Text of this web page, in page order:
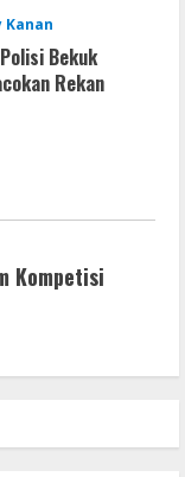
Eks Perwira
Kapolres Way
Kanan
Bekuk
Rekan
Kompetisi